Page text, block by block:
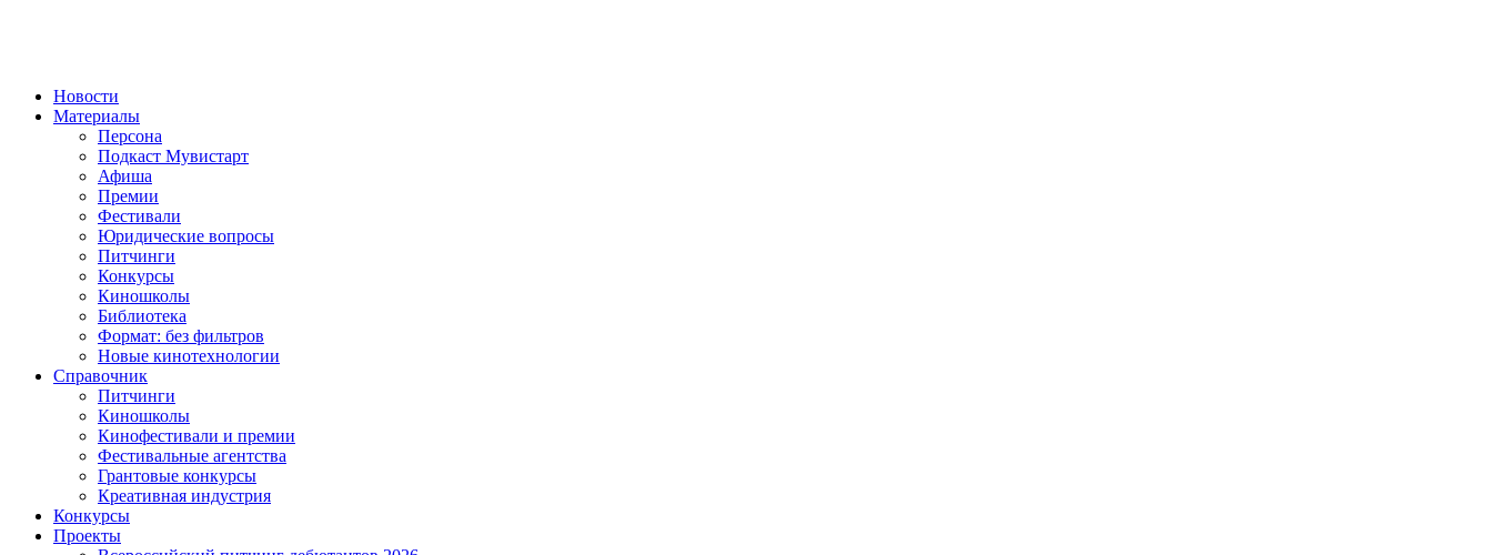
Новости
Материалы
Персона
Подкаст Мувистарт
Афиша
Премии
Фестивали
Юридические вопросы
Питчинги
Конкурсы
Киношколы
Библиотека
Формат: без фильтров
Новые кинотехнологии
Справочник
Питчинги
Киношколы
Кинофестивали и премии
Фестивальные агентства
Грантовые конкурсы
Креативная индустрия
Конкурсы
Проекты